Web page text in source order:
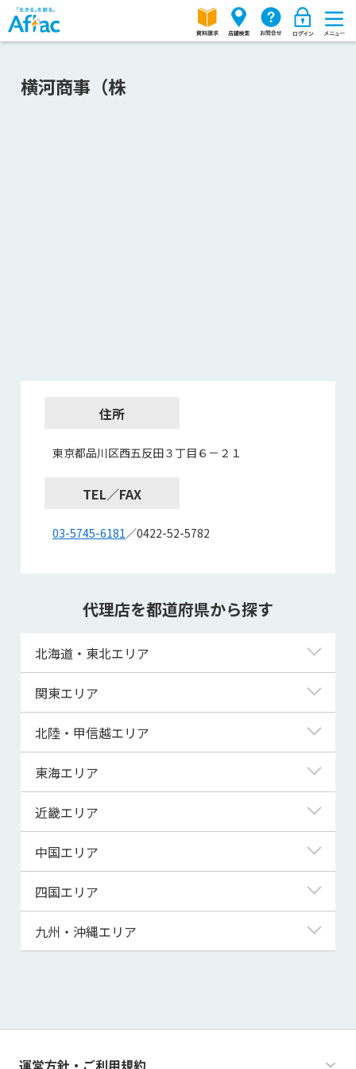
横河商事（株
住所
東京都品川区西五反田３丁目６－２１
TEL／FAX
03-5745-6181／0422-52-5782
代理店を都道府県から探す
北海道・東北エリア
北海道
青森県
宮城県
秋田県
山形県
関東エリア
東京都
神奈川県
埼玉県
千葉県
茨城県
群馬県
北陸・甲信越エリア
新潟県
富山県
福井県
山梨県
長野県
東海エリア
岐阜県
静岡県
三重県
近畿エリア
滋賀県
京都府
大阪府
兵庫県
和歌山県
中国エリア
鳥取県
島根県
山口県
四国エリア
徳島県
高知県
九州・沖縄エリア
運営方針・ご利用規約